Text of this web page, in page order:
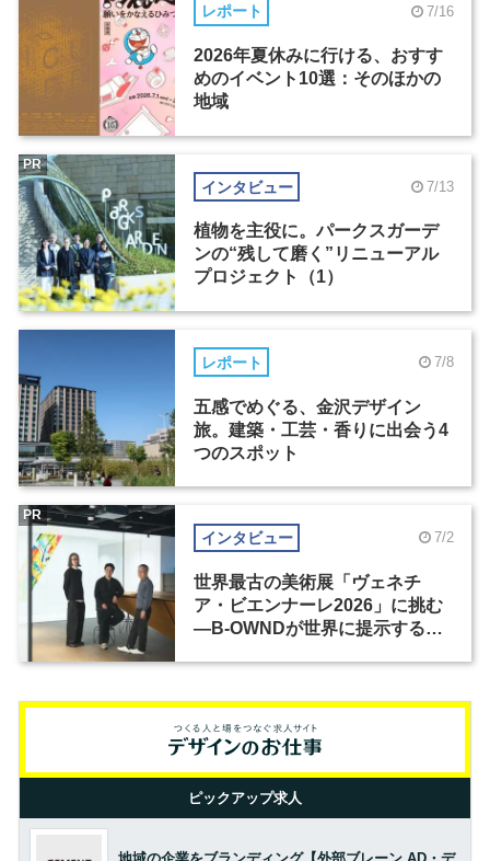
レポート 7/16
2026年夏休みに行ける、おすす
めのイベント10選：そのほかの
地域
インタビュー 7/13
植物を主役に。パークスガーデ
ンの“残して磨く”リニューアル
プロジェクト（1）
PR
レポート 7/8
五感でめぐる、金沢デザイン
旅。建築・工芸・香りに出会う4
つのスポット
インタビュー 7/2
世界最古の美術展「ヴェネチ
ア・ビエンナーレ2026」に挑む
―B-OWNDが世界に提示する美
PR
ピックアップ求人